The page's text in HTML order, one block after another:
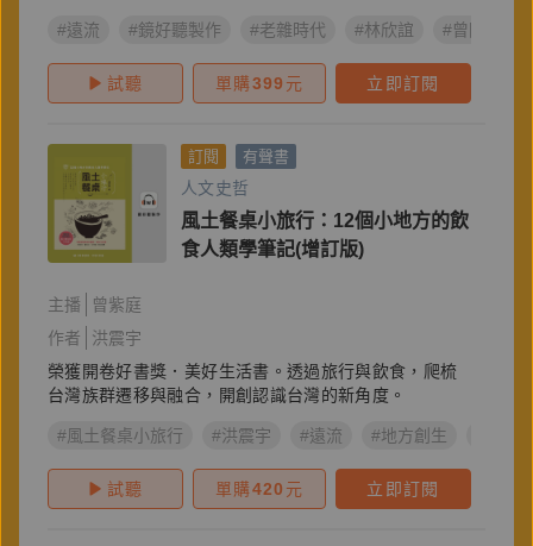
#遠流 #鏡好聽製作 #老雜時代 #林欣誼 #曾國祥
試聽 單購399 元 立即訂閱
訂閱 有聲書
人文史哲
風土餐桌小旅行：12個小地方的飲
食人類學筆記(增訂版)
主播
曾紫庭
作者
洪震宇
榮獲開卷好書獎．美好生活書。透過旅行與飲食，爬梳
台灣族群遷移與融合，開創認識台灣的新角度。
#風土餐桌小旅行 #洪震宇 #遠流 #地方創生
試聽 單購420 元 立即訂閱